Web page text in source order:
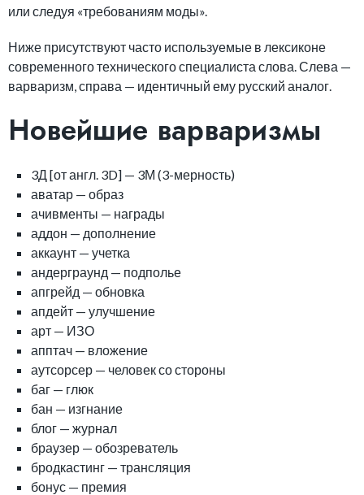
или следуя «требованиям моды».
Ниже присутствуют часто используемые в лексиконе
современного технического специалиста слова. Слева —
варваризм, справа — идентичный ему русский аналог.
Новейшие варваризмы
3Д [от англ. 3D] — 3М (3-мерность)
аватар — образ
ачивменты — награды
аддон — дополнение
аккаунт — учетка
андерграунд — подполье
апгрейд — обновка
апдейт — улучшение
арт — ИЗО
апптач — вложение
аутсорсер — человек со стороны
баг — глюк
бан — изгнание
блог — журнал
браузер — обозреватель
бродкастинг — трансляция
бонус — премия